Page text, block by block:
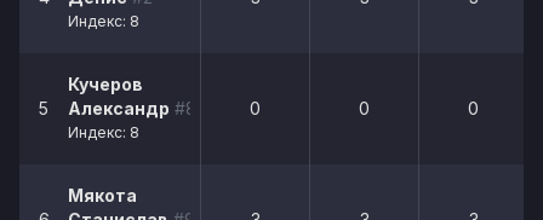
Индекс: 8
5
Кучеров
Александр #84
Индекс: 8
0 0 0
Мякота